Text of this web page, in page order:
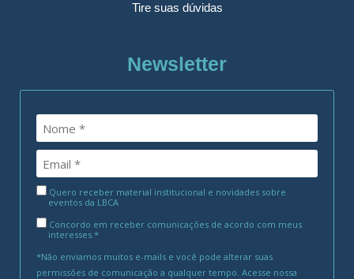
Tire suas dúvidas
Newsletter
Quero receber material institucional e novidades sobre
eventos da LBCA
Concordo em receber comunicações de acordo com meus
interesses.*
*Não enviamos muitos e-mails e você pode alterar suas
permissões de comunicação a qualquer tempo. Acesse nossa